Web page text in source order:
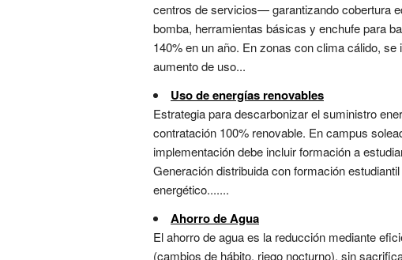
centros de servicios— garantizando cobertura
bomba, herramientas básicas y enchufe para
140% en un año. En zonas con clima cálido,
aumento de uso...
Uso de energías renovables
Estrategia para descarbonizar el suministro
contratación 100% renovable. En campus
implementación debe incluir formación a
Generación distribuida con formación
energético.......
Ahorro de Agua
El ahorro de agua es la reducción mediante
(cambios de hábito, riego nocturno), sin